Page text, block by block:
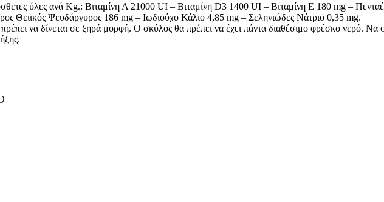
ύλες ανά Kg.: Βιταμίνη Α 21000 UΙ – Βιταμίνη D3 1400 UI – Βιταμίνη E 180 mg –
Θειϊκός Ψευδάργυρος 186 mg – Ιωδιούχο Κάλιο 4,85 mg – Σεληνιώδες Νάτριο 0,35 mg.
να δίνεται σε ξηρά μορφή. Ο σκύλος θα πρέπει να έχει πάντα διαθέσιμο φρέσκο νερό.